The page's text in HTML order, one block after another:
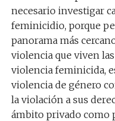
necesario investigar
feminicidio, porque
panorama más
violencia que viven
violencia feminicida,
violencia de género
la violación a sus
ámbito privado como